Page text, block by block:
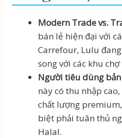
Modern Trade vs.
bán lẻ hiện đại với
Carrefour, Lulu
song với các khu
Người tiêu dùng
này có thu nhập
chất lượng
biệt phải tuân thủ
Halal.